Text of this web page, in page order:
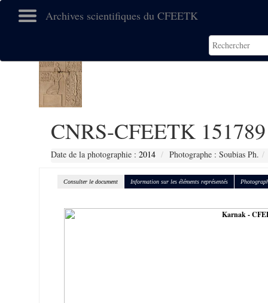
Archives scientifiques du CFEETK
CNRS-CFEETK 151789
Date de la photographie : 2014 Photographe : Soubias Ph.
Consulter le document Information sur les éléments représentés